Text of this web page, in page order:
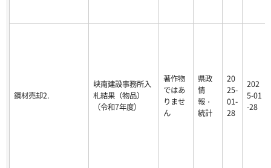
鋼材売却2.
峡南建設事務所入
札結果（物品）
（令和7年度）
著作物
ではあ
りませ
ん
県政
情
報・
統計
20
25-
01-
28
202
5-01
-28